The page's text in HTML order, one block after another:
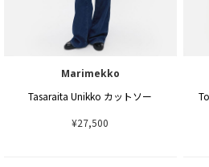
Marimekko
Tasaraita Unikko カットソー
¥27,500